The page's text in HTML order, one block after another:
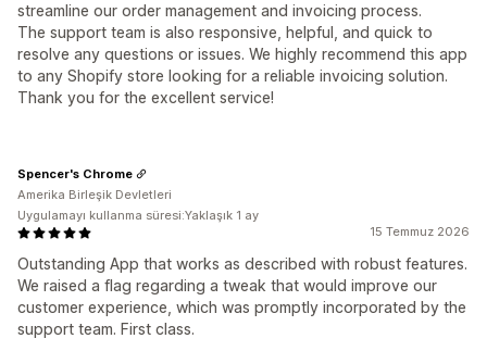
streamline our order management and invoicing process.
The support team is also responsive, helpful, and quick to
resolve any questions or issues. We highly recommend this app
to any Shopify store looking for a reliable invoicing solution.
Thank you for the excellent service!
15 Temmuz 2026
Outstanding App that works as described with robust features.
We raised a flag regarding a tweak that would improve our
customer experience, which was promptly incorporated by the
support team. First class.
Spencer's Chrome
Amerika Birleşik Devletleri
Uygulamayı kullanma süresi:Yaklaşık 1 ay